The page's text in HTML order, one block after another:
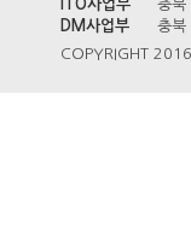
ITO사업부
충
DM사업부
충
COPYRIGHT